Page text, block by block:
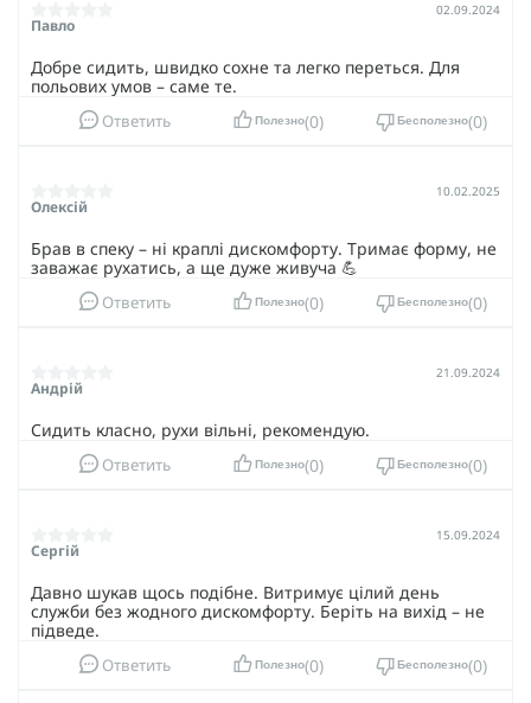
Павло
02.09.2024
Добре сидить, швидко сохне та легко переться. Для
польових умов – саме те.
Ответить Полезно 0 Бесполезно 0
Олексій
10.02.2025
Брав в спеку – ні краплі дискомфорту. Тримає форму, не
заважає рухатись, а ще дуже живуча 💪
Ответить Полезно 0 Бесполезно 0
Андрій
21.09.2024
Сидить класно, рухи вільні, рекомендую.
Ответить Полезно 0 Бесполезно 0
Сергій
15.09.2024
Давно шукав щось подібне. Витримує цілий день
служби без жодного дискомфорту. Беріть на вихід – не
підведе.
Ответить Полезно 0 Бесполезно 0